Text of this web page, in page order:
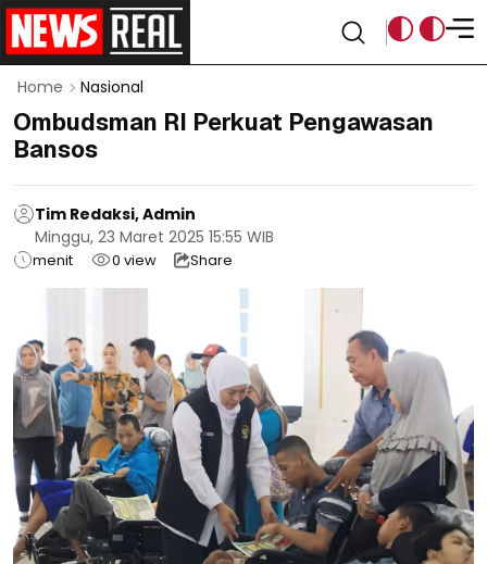
Home Nasional
Ombudsman RI Perkuat Pengawasan
Bansos
Tim Redaksi, Admin
Minggu, 23 Maret 2025 15:55 WIB
menit 0 view Share